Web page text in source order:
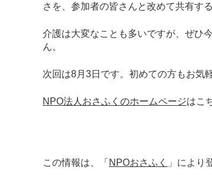
さを、参加者の皆さんと改めて共有す
介護は大変なことも多いですが、ぜひ
ん。
次回は8月3日です。初めての方もお気
NPO法人おさふくのホームページはこ
この情報は、「 NPOおさふく 」により